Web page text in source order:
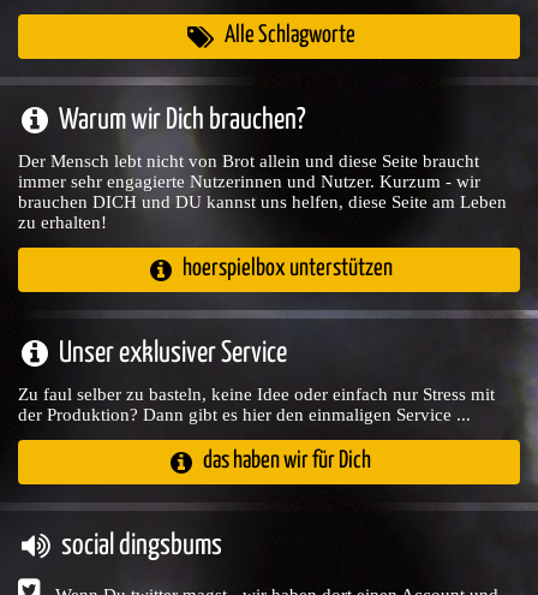
Alle Schlagworte
Warum wir Dich brauchen?
Der Mensch lebt nicht von Brot allein und diese Seite braucht
immer sehr engagierte Nutzerinnen und Nutzer. Kurzum - wir
brauchen DICH und DU kannst uns helfen, diese Seite am Leben
zu erhalten!
hoerspielbox unterstützen
Unser exklusiver Service
Zu faul selber zu basteln, keine Idee oder einfach nur Stress mit
der Produktion? Dann gibt es hier den einmaligen Service ...
das haben wir für Dich
social dingsbums